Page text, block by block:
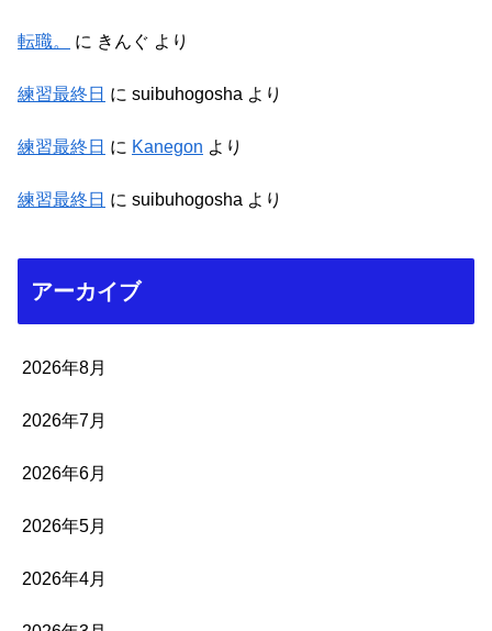
転職。 に きんぐ より
練習最終日 に suibuhogosha より
練習最終日 に Kanegon より
練習最終日 に suibuhogosha より
アーカイブ
2026年8月
2026年7月
2026年6月
2026年5月
2026年4月